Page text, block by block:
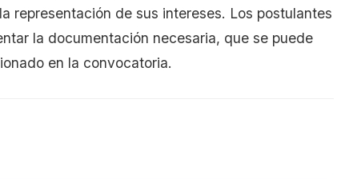
representación de sus intereses. Los postulantes
la documentación necesaria, que se puede
en la convocatoria.